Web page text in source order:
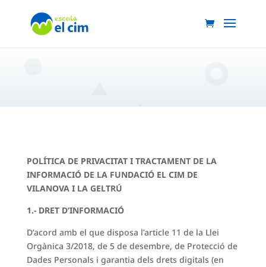
POLÍTICA DE PRIVACITAT I TRACTAMENT DE LA
INFORMACIÓ DE LA FUNDACIÓ EL CIM DE
VILANOVA I LA GELTRÚ
1.- DRET D’INFORMACIÓ
D’acord amb el que disposa l’article 11 de la Llei
Orgànica 3/2018, de 5 de desembre, de Protecció de
Dades Personals i garantia dels drets digitals (en